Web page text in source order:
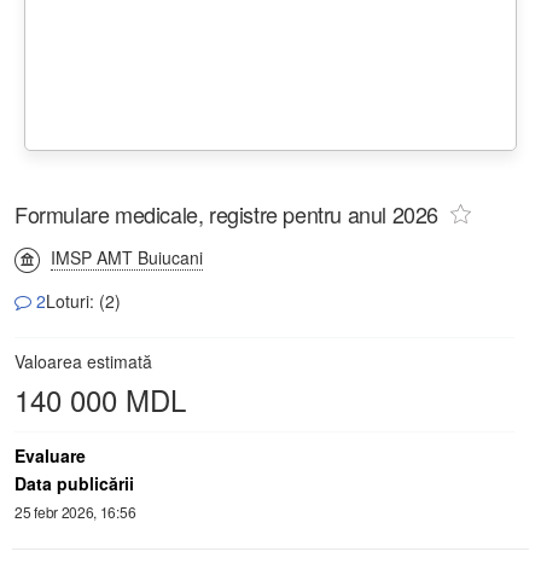
Formulare medicale, registre pentru anul 2026
IMSP AMT Buiucani
2Loturi: (2)
Valoarea estimată
140 000 MDL
Evaluare
Data publicării
25 febr 2026, 16:56